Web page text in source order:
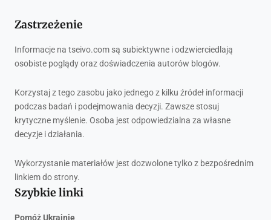
Zastrzeżenie
Informacje na tseivo.com są subiektywne i odzwierciedlają
osobiste poglądy oraz doświadczenia autorów blogów.
Korzystaj z tego zasobu jako jednego z kilku źródeł informacji
podczas badań i podejmowania decyzji. Zawsze stosuj
krytyczne myślenie. Osoba jest odpowiedzialna za własne
decyzje i działania.
Wykorzystanie materiałów jest dozwolone tylko z bezpośrednim
linkiem do strony.
Szybkie linki
Pomóż Ukrainie